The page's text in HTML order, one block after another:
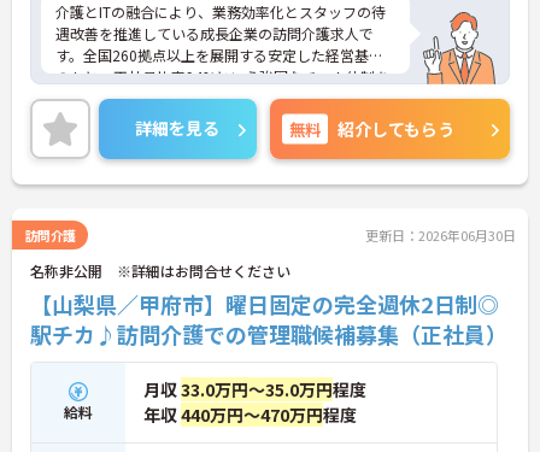
介護とITの融合により、業務効率化とスタッフの待
遇改善を推進している成長企業の訪問介護求人で
す。全国260拠点以上を展開する安定した経営基盤
のもと、正社員比率94%という強固なチーム体制を
構築しています。資格手当や年2回の評価面談など、
専門資格と成果が収入に直結する仕組みが整ってい
ます。夜勤なしの完全週休2日制（曜日固定）を採用
し、日々の記録業務はスマートフォンで完結するた
め、施設勤務特有の不規則なシフトや煩雑な事務作
談で不安を解消できるフォロー体制もあり、介護福
祉士の資格取得やサ責や管理者への着実なキャリア
アップを目指す有資格者の方に推奨できる環境で
す。
★おすすめPOINT★
【夜勤なし・曜日固定の休日で、身体への負担を抑
えた働き方が実現できます】
・8:00～19:00の間での実働8時間勤務で夜勤が存在
しないため、生活リズムを整えながら健康的に働き
続けることができます
詳細を見る 無料 紹介してもらう
訪問介護 更新日：2026年06月30日
名称非公開 ※詳細はお問合せください
【山梨県／甲府市】曜日固定の完全週休2日制◎
駅チカ♪訪問介護での管理職候補募集（正社員）
給料
月収33.0万円～35.0万円程度
年収440万円～470万円程度